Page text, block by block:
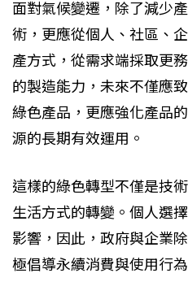
面對氣候變遷，除了減少
術，更應從個人、社區、
產方式，從需求端採取更
的製造能力，未來不僅應
綠色產品，更應強化產品
源的長期有效運用。
這樣的綠色轉型不僅是技
生活方式的轉變。個人選
影響，因此，政府與企業
極倡導永續消費與使用行